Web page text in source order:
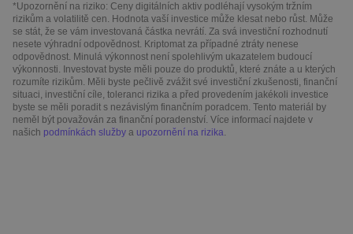
*Upozornění na riziko: Ceny digitálních aktiv podléhají vysokým tržním
rizikům a volatilitě cen. Hodnota vaší investice může klesat nebo růst. Může
se stát, že se vám investovaná částka nevrátí. Za svá investiční rozhodnutí
nesete výhradní odpovědnost. Kriptomat za případné ztráty nenese
odpovědnost. Minulá výkonnost není spolehlivým ukazatelem budoucí
výkonnosti. Investovat byste měli pouze do produktů, které znáte a u kterých
rozumíte rizikům. Měli byste pečlivě zvážit své investiční zkušenosti, finanční
situaci, investiční cíle, toleranci rizika a před provedením jakékoli investice
byste se měli poradit s nezávislým finančním poradcem. Tento materiál by
neměl být považován za finanční poradenství. Více informací najdete v
našich podmínkách služby a upozornění na rizika.